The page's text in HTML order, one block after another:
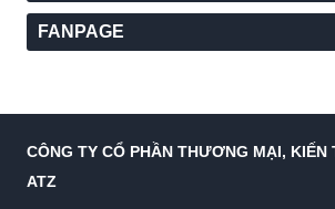
FANPAGE
CÔNG TY CỔ PHẦN THƯƠNG MẠI, KIẾN
ATZ